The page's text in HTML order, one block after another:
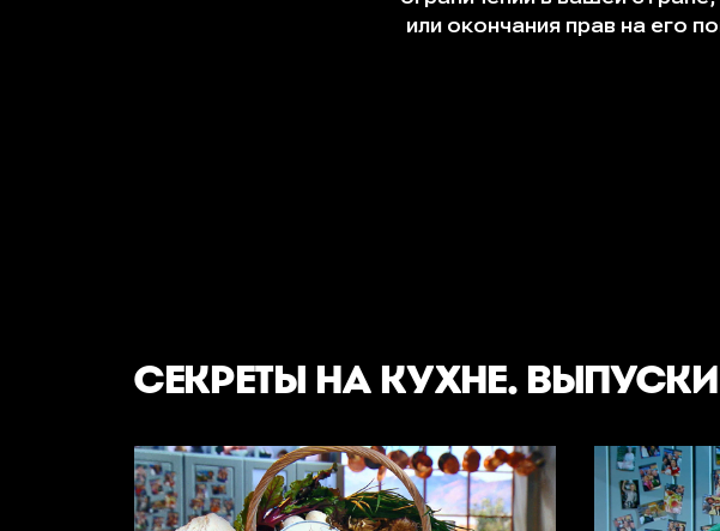
СЕКРЕТЫ НА КУХНЕ. ВЫПУСКИ